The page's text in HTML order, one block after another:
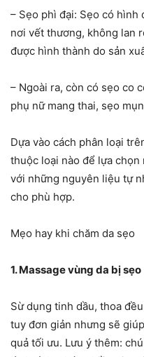
– Sẹo phì đại: Sẹo có hình
nơi vết thương, không lan
được hình thành do sản
– Ngoài ra, còn có sẹo co
phụ nữ mang thai, sẹo
Dựa vào cách phân loại
thuộc loại nào để lựa
với những nguyên liệu tự
cho phù hợp.
Mẹo hay khi chăm da sẹo
1. Massage vùng da bị sẹo
Sừ dụng tinh dầu, thoa
tuy đơn giản nhưng sẽ
quả tối ưu. Lưu ý thêm: